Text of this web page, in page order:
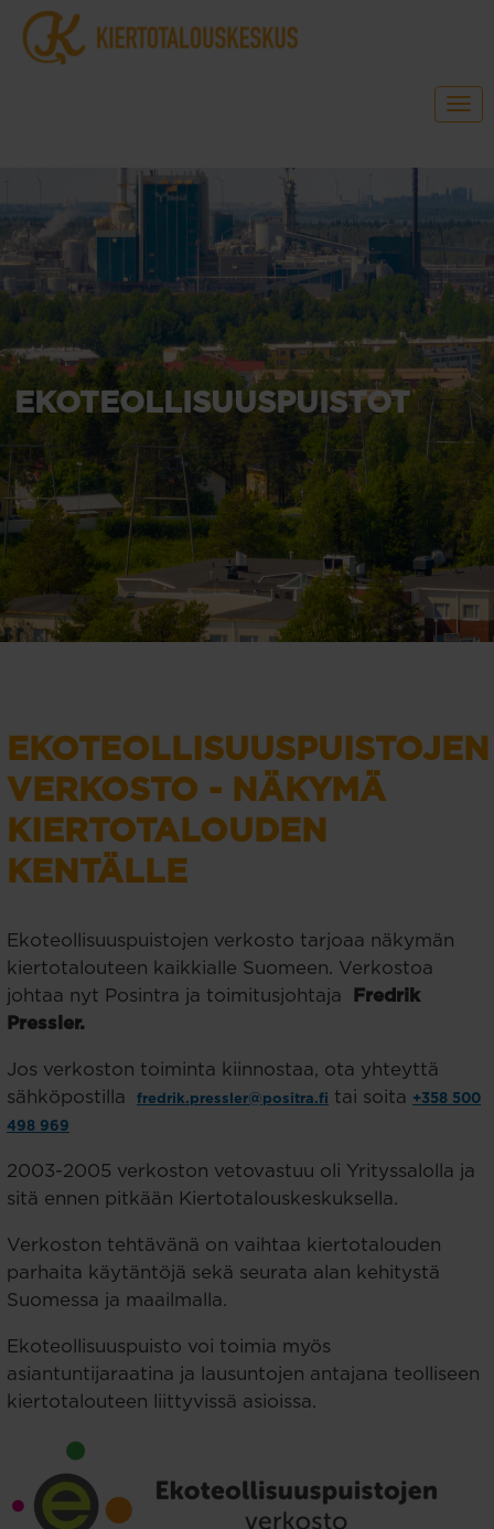
EKOTEOLLISUUSPUISTOT
EKOTEOLLISUUSPUISTOJEN
VERKOSTO - NÄKYMÄ
KIERTOTALOUDEN
KENTÄLLE
Ekoteollisuuspuistojen verkosto tarjoaa näkymän
kiertotalouteen kaikkialle Suomeen. Verkostoa
johtaa nyt Posintra ja toimitusjohtaja
Fredrik
Pressler.
Jos verkoston toiminta kiinnostaa, ota yhteyttä
sähköpostilla
fredrik.pressler@positra.fi tai soita +358 500
498 969
2003-2005 verkoston vetovastuu oli Yrityssalolla ja
sitä ennen pitkään Kiertotalouskeskuksella.
Verkoston tehtävänä on vaihtaa kiertotalouden
parhaita käytäntöjä sekä seurata alan kehitystä
Suomessa ja maailmalla.
Ekoteollisuuspuisto voi toimia myös
asiantuntijaraatina ja lausuntojen antajana teolliseen
kiertotalouteen liittyvissä asioissa.